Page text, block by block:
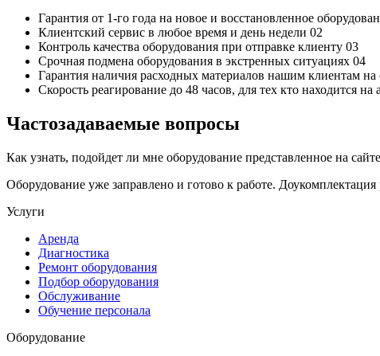
Гарантия от 1-го года на новое и восстановленное
Клиентский сервис в любое время и день недели 02
Контроль качества оборудования при отправке клиенту 03
Срочная подмена оборудования в экстренных ситуациях 04
Гарантия наличия расходных материалов нашим клиентам
Скорость реагирование до 48 часов, для тех кто находится
Частозадаваемые вопросы
Как узнать, подойдет ли мне оборудование представленное на
Оборудование уже заправлено и готово к работе.
Услуги
Аренда
Диагностика
Ремонт оборудования
Подбор оборудования
Обслуживание
Обучение персонала
Оборудование